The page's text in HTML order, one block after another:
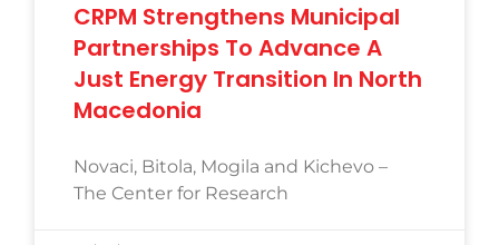
CRPM Strengthens Municipal
Partnerships To Advance A
Just Energy Transition In North
Macedonia
Novaci, Bitola, Mogila and Kichevo –
The Center for Research